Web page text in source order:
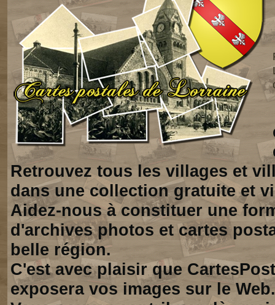
Retrouvez tous les villages et
dans une collection gratuite et
Aidez-nous à constituer une
d'archives photos et cartes
belle région.
C'est avec plaisir que
exposera vos images sur le Web.